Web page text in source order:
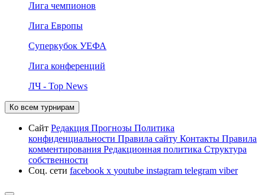
Лига чемпионов
Лига Европы
Суперкубок УЕФА
Лига конференций
ЛЧ - Top News
Ко всем турнирам
Сайт Редакция Прогнозы Политика
конфиденциальности Правила сайту Контакты Правила
комментирования Редакционная политика Структура
собственности
Соц. сети facebook x youtube instagram telegram viber